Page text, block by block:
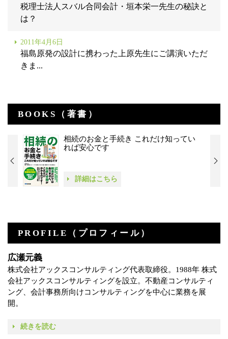
税理士法人スバル合同会計・垣本栄一先生の秘訣と
は？
2011年4月6日
福島原発の設計に携わった上原先生にご講演いただ
きま...
BOOKS（著書）
相続のお金と手続き これだけ知ってい
れば安心です
詳細はこちら
PROFILE（プロフィール）
広瀬元義
株式会社アックスコンサルティング代表取締役。1988年 株式
会社アックスコンサルティングを設立。不動産コンサルティ
ング、会計事務所向けコンサルティングを中心に業務を展
開。
続きを読む